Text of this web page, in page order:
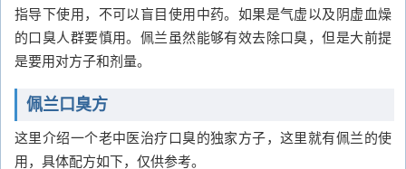
指导下使用，不可以盲目使用中药。如果是气虚以及阴虚血燥
的口臭人群要慎用。佩兰虽然能够有效去除口臭，但是大前提
是要用对方子和剂量。
佩兰口臭方
这里介绍一个老中医治疗口臭的独家方子，这里就有佩兰的使
用，具体配方如下，仅供参考。